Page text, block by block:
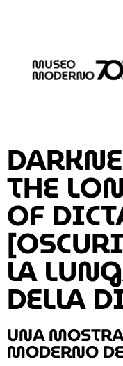
THE
OF
LA
DELLA
UNA
MODERNO